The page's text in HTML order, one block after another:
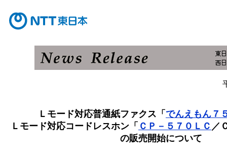
Ｌモード対応普通紙ファクス「 でんえもん７
Ｌモード対応コードレスホン「 ＣＰ－５７０ＬＣ ／
の販売開始について